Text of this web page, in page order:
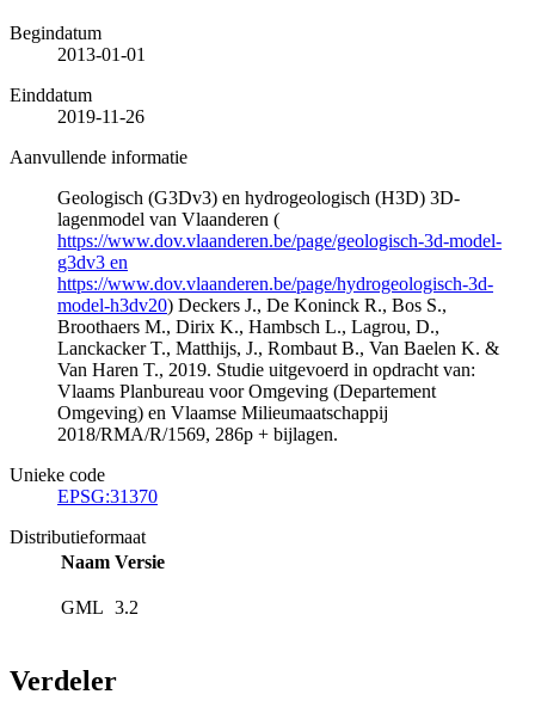
Begindatum
2013-01-01
Einddatum
2019-11-26
Aanvullende informatie
Geologisch (G3Dv3) en hydrogeologisch (H3D) 3D-
lagenmodel van Vlaanderen (
https://www.dov.vlaanderen.be/page/geologisch-3d-model-
g3dv3 en
https://www.dov.vlaanderen.be/page/hydrogeologisch-3d-
model-h3dv20) Deckers J., De Koninck R., Bos S.,
Broothaers M., Dirix K., Hambsch L., Lagrou, D.,
Lanckacker T., Matthijs, J., Rombaut B., Van Baelen K. &
Van Haren T., 2019. Studie uitgevoerd in opdracht van:
Vlaams Planbureau voor Omgeving (Departement
Omgeving) en Vlaamse Milieumaatschappij
2018/RMA/R/1569, 286p + bijlagen.
Unieke code
EPSG:31370
Distributieformaat
Naam Versie
GML 3.2
Verdeler